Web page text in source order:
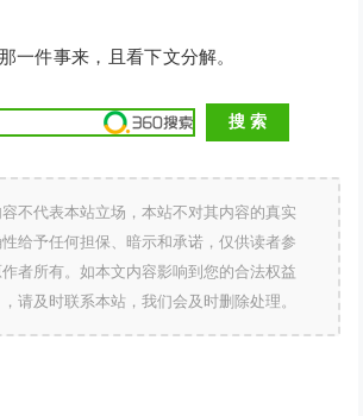
件事来，且看下文分解。
不代表本站立场，本站不对其内容的真实
给予任何担保、暗示和承诺，仅供读者参
者所有。如本文内容影响到您的合法权益
，请及时联系本站，我们会及时删除处理。